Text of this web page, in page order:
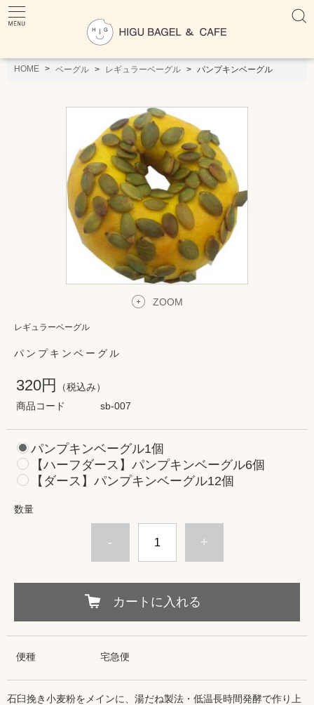
HOME ベーグル レギュラーベーグル パンプキンベーグル
ZOOM
レギュラーベーグル
パンプキンベーグル
320円
（税込み）
商品コード
sb-007
パンプキンベーグル1個
【ハーフダース】パンプキンベーグル6個
【ダース】パンプキンベーグル12個
数量
- +
カートに入れる
便種 宅急便
石臼挽き小麦粉をメインに、湯だね製法・低温長時間発酵で作り上